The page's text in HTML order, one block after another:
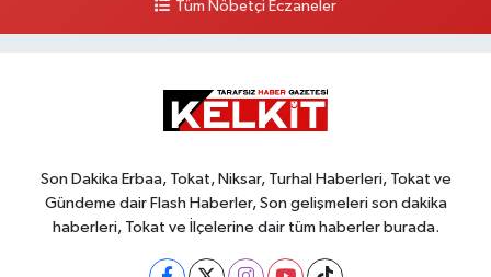
Tüm Nöbetçi Eczaneler
Son Dakika Erbaa, Tokat, Niksar, Turhal Haberleri, Tokat ve
Gündeme dair Flash Haberler, Son gelişmeleri son dakika
haberleri, Tokat ve İlçelerine dair tüm haberler burada.